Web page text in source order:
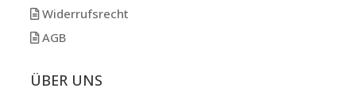
Widerrufsrecht
AGB
ÜBER UNS